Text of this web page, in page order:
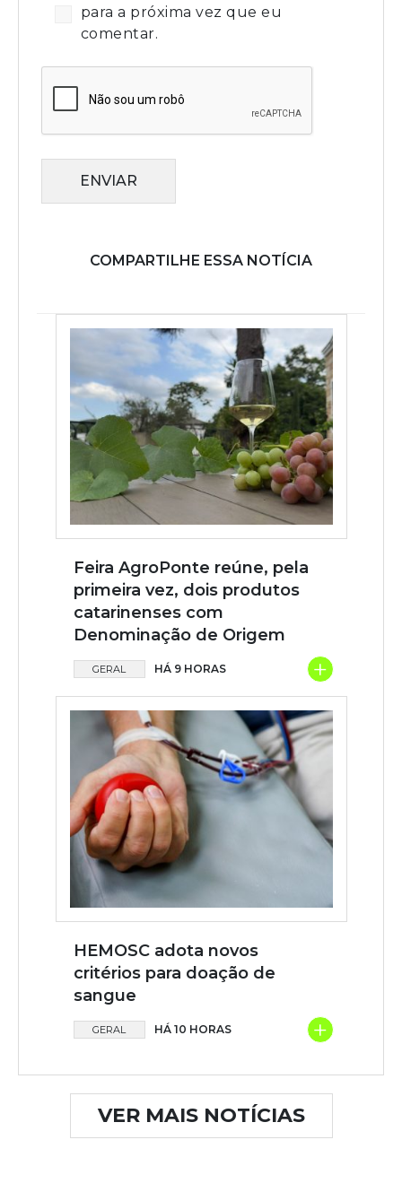
para a próxima vez que eu
comentar.
ENVIAR
COMPARTILHE ESSA NOTÍCIA
Feira AgroPonte reúne, pela
primeira vez, dois produtos
catarinenses com
Denominação de Origem
GERAL HÁ 9 HORAS +
HEMOSC adota novos
critérios para doação de
sangue
GERAL HÁ 10 HORAS +
VER MAIS NOTÍCIAS